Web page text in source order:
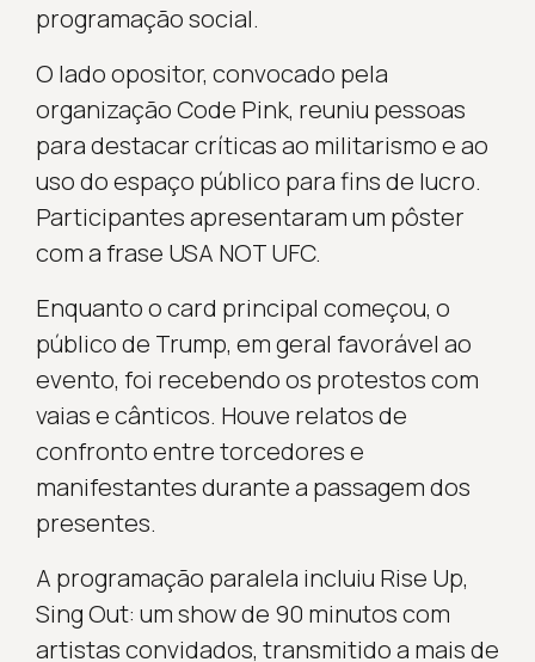
programação social.
O lado opositor, convocado pela
organização Code Pink, reuniu pessoas
para destacar críticas ao militarismo e ao
uso do espaço público para fins de lucro.
Participantes apresentaram um pôster
com a frase USA NOT UFC.
Enquanto o card principal começou, o
público de Trump, em geral favorável ao
evento, foi recebendo os protestos com
vaias e cânticos. Houve relatos de
confronto entre torcedores e
manifestantes durante a passagem dos
presentes.
A programação paralela incluiu Rise Up,
Sing Out: um show de 90 minutos com
artistas convidados, transmitido a mais de